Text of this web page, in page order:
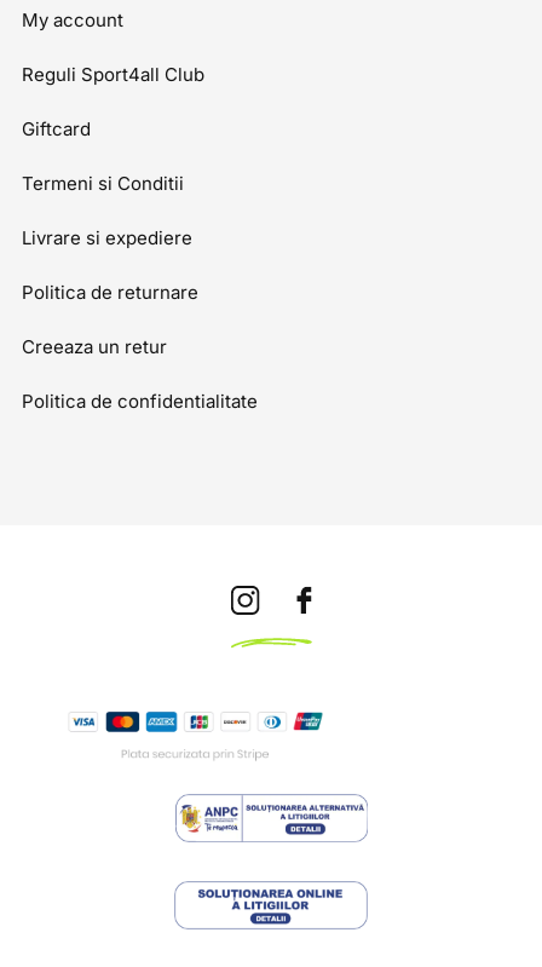
My account
Reguli Sport4all Club
Giftcard
Termeni si Conditii
Livrare si expediere
Politica de returnare
Creeaza un retur
Politica de confidentialitate